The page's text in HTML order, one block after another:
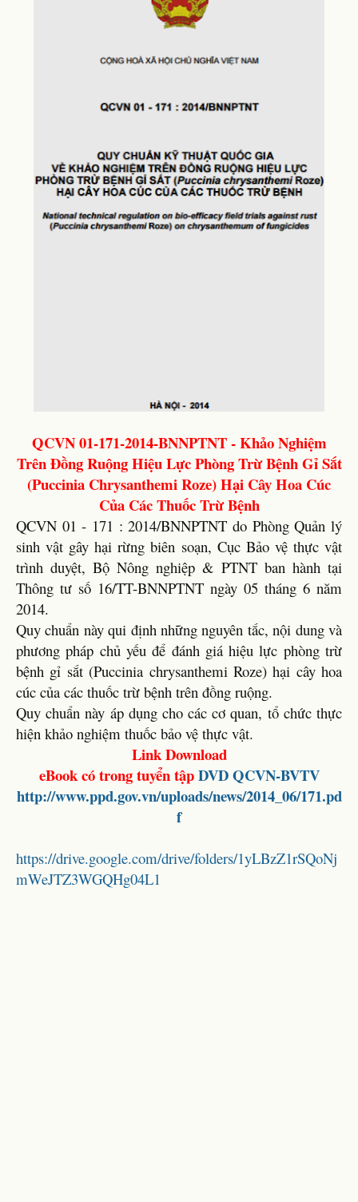
QCVN 01-171-2014-BNNPTNT - Khảo Nghiệm
Trên Đồng Ruộng Hiệu Lực Phòng Trừ Bệnh Gỉ Sắt
(Puccinia Chrysanthemi Roze) Hại Cây Hoa Cúc
Của Các Thuốc Trừ Bệnh
QCVN 01 - 171 : 2014/BNNPTNT do Phòng Quản lý
sinh vật gây hại rừng biên soạn, Cục Bảo vệ thực vật
trình duyệt, Bộ Nông nghiệp & PTNT ban hành tại
Thông tư số 16/TT-BNNPTNT ngày 05 tháng 6 năm
2014.
Quy chuẩn này qui định những nguyên tắc, nội dung và
phương pháp chủ yếu để đánh giá hiệu lực phòng trừ
bệnh gỉ sắt (Puccinia chrysanthemi Roze) hại cây hoa
cúc của các thuốc trừ bệnh trên đồng ruộng.
Quy chuẩn này áp dụng cho các cơ quan, tổ chức thực
hiện khảo nghiệm thuốc bảo vệ thực vật.
Link Download
eBook có trong tuyển tậpDVD QCVN-BVTV
http://www.ppd.gov.vn/uploads/news/2014_06/171.pd
f
https://drive.google.com/drive/folders/1yLBzZ1rSQoNj
mWeJTZ3WGQHg04L1